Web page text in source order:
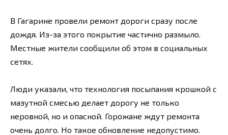
В Гагарине провели ремонт дороги сразу после
дождя. Из-за этого покрытие частично размыло.
Местные жители сообщили об этом в социальных
сетях.
Люди указали, что технология посыпания крошкой с
мазутной смесью делает дорогу не только
неровной, но и опасной. Горожане ждут ремонта
очень долго. Но такое обновление недопустимо.